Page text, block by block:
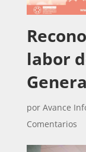
labor
por Avance
Comentarios